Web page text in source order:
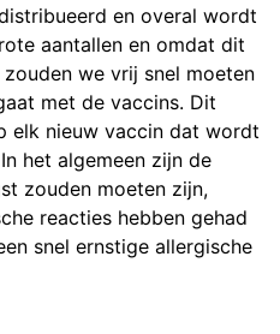
en overal wordt
aantallen en omdat dit
we vrij snel moeten
met de vaccins. Dit
elk nieuw vaccin dat wordt
het algemeen zijn de
zouden moeten zijn,
reacties hebben gehad
snel ernstige allergische